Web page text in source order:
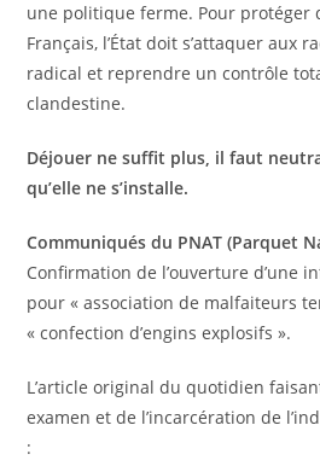
une politique ferme. Pour protéger
Français, l’État doit s’attaquer aux
radical et reprendre un contrôle
clandestine.
Déjouer ne suffit plus, il faut
qu’elle ne s’installe.
Communiqués du PNAT (Parquet
Confirmation de l’ouverture d’une
pour « association de malfaiteurs
« confection d’engins explosifs ».
L’article original du quotidien
examen et de l’incarcération de
: